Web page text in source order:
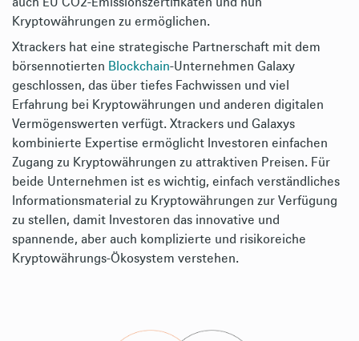
Kryptowährungen zu ermöglichen.
Xtrackers hat eine strategische Partnerschaft mit dem
börsennotierten Blockchain-Unternehmen Galaxy
geschlossen, das über tiefes Fachwissen und viel
Erfahrung bei Kryptowährungen und anderen digitalen
Vermögenswerten verfügt. Xtrackers und Galaxys
kombinierte Expertise ermöglicht Investoren einfachen
Zugang zu Kryptowährungen zu attraktiven Preisen. Für
beide Unternehmen ist es wichtig, einfach verständliches
Informationsmaterial zu Kryptowährungen zur Verfügung
zu stellen, damit Investoren das innovative und
spannende, aber auch komplizierte und risikoreiche
Kryptowährungs-Ökosystem verstehen.